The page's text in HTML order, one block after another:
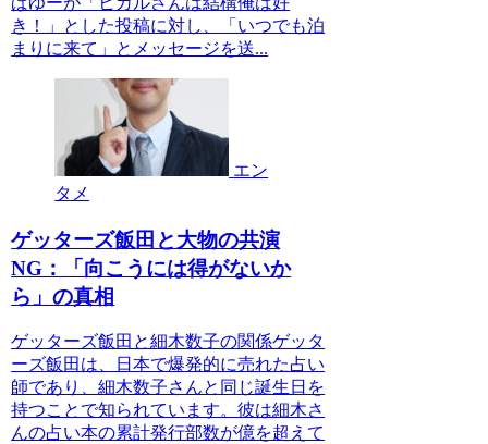
き！」とした投稿に対し、「いつでも泊
まりに来て」とメッセージを送...
エン
タメ
ゲッターズ飯田と大物の共演
NG：「向こうには得がないか
ら」の真相
ゲッターズ飯田と細木数子の関係ゲッタ
ーズ飯田は、日本で爆発的に売れた占い
師であり、細木数子さんと同じ誕生日を
持つことで知られています。彼は細木さ
んの占い本の累計発行部数が億を超えて